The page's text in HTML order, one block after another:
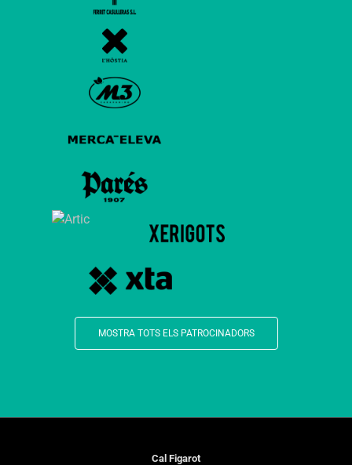
MOSTRA TOTS ELS PATROCINADORS
Cal Figarot